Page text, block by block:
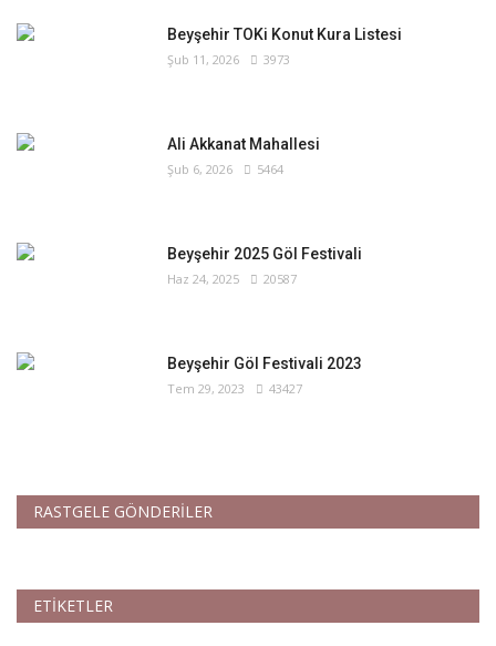
Beyşehir TOKi Konut Kura Listesi
Şub 11, 2026 3973
Ali Akkanat Mahallesi
Şub 6, 2026 5464
Beyşehir 2025 Göl Festivali
Haz 24, 2025 20587
Beyşehir Göl Festivali 2023
Tem 29, 2023 43427
RASTGELE GÖNDERİLER
ETİKETLER